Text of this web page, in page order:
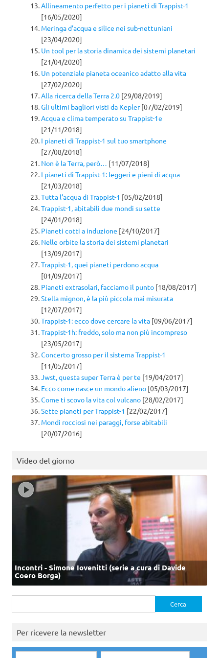
Allineamento perfetto per i pianeti di Trappist-1
[16/05/2020]
Meringa d’acqua e silice nei sub-nettuniani
[23/04/2020]
Un tool per la storia dinamica dei sistemi planetari
[21/04/2020]
Un potenziale pianeta oceanico adatto alla vita
[27/02/2020]
Alla ricerca della Terra 2.0 [29/08/2019]
Gli ultimi bagliori visti da Kepler[07/02/2019]
Acqua e clima temperato su Trappist-1e
[21/11/2018]
I pianeti di Trappist-1 sul tuo smartphone
[27/08/2018]
Non è la Terra, però… [11/07/2018]
I pianeti di Trappist-1: leggeri e pieni di acqua
[21/03/2018]
Tutta l’acqua di Trappist-1 [05/02/2018]
Trappist-1, abitabili due mondi su sette
[24/01/2018]
Pianeti cotti a induzione [24/10/2017]
Nelle orbite la storia dei sistemi planetari
[13/09/2017]
Trappist-1, quei pianeti perdono acqua
[01/09/2017]
Pianeti extrasolari, facciamo il punto [18/08/2017]
Stella mignon, è la più piccola mai misurata
[12/07/2017]
Trappist-1: ecco dove cercare la vita [09/06/2017]
Trappist-1h: freddo, solo ma non più incompreso
[23/05/2017]
Concerto grosso per il sistema Trappist-1
[11/05/2017]
Jwst, questa super Terra è per te [19/04/2017]
Ecco come nasce un mondo alieno [05/03/2017]
Come ti scovo la vita col vulcano [28/02/2017]
Sette pianeti per Trappist-1 [22/02/2017]
Mondi rocciosi nei paraggi, forse abitabili
[20/07/2016]
Video del giorno
Incontri - Simone Iovenitti (serie a cura di Davide
Coero Borga)
per:
Per ricevere la newsletter